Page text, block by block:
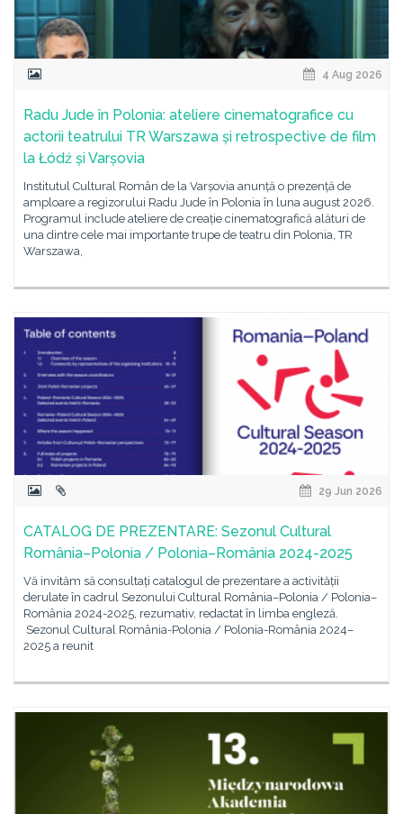
4 Aug 2026
Radu Jude în Polonia: ateliere cinematografice cu
actorii teatrului TR Warszawa și retrospective de film
la Łódź și Varșovia
Institutul Cultural Român de la Varșovia anunță o prezență de
amploare a regizorului Radu Jude în Polonia în luna august 2026.
Programul include ateliere de creație cinematografică alături de
una dintre cele mai importante trupe de teatru din Polonia, TR
Warszawa,
29 Jun 2026
CATALOG DE PREZENTARE: Sezonul Cultural
România–Polonia / Polonia–România 2024-2025
Vă invităm să consultați catalogul de prezentare a activității
derulate în cadrul Sezonului Cultural România–Polonia / Polonia–
România 2024-2025, rezumativ, redactat în limba engleză.
Sezonul Cultural România-Polonia / Polonia-România 2024–
2025 a reunit